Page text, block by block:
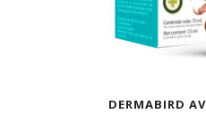
DERMABIRD